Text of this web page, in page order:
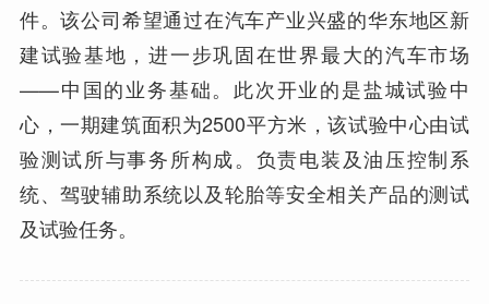
件。该公司希望通过在汽车产业兴盛的华东地区新
建试验基地，进一步巩固在世界最大的汽车市场
——中国的业务基础。此次开业的是盐城试验中
心，一期建筑面积为2500平方米，该试验中心由试
验测试所与事务所构成。负责电装及油压控制系
统、驾驶辅助系统以及轮胎等安全相关产品的测试
及试验任务。